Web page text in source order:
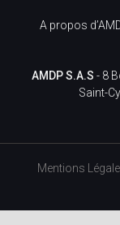
A propos
AMDP S.A.S - 8
Saint-
Mentions